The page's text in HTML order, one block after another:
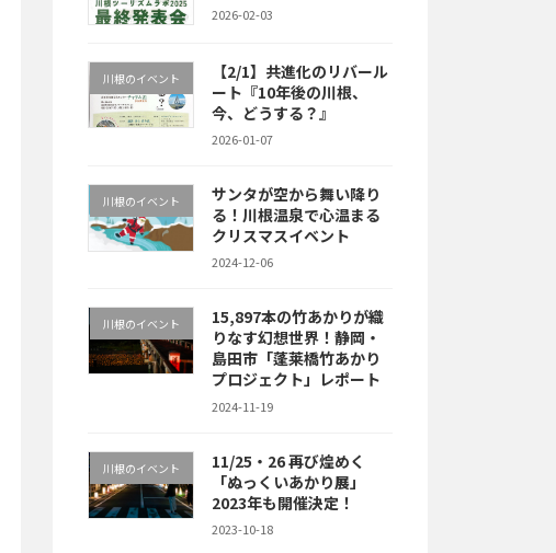
2026-02-03
川根のイベント
【2/1】共進化のリバール
ート『10年後の川根、
今、どうする？』
2026-01-07
川根のイベント
サンタが空から舞い降り
る！川根温泉で心温まる
クリスマスイベント
2024-12-06
川根のイベント
15,897本の竹あかりが織
りなす幻想世界！静岡・
島田市「蓬莱橋竹あかり
プロジェクト」レポート
2024-11-19
川根のイベント
11/25・26 再び煌めく
「ぬっくいあかり展」
2023年も開催決定！
2023-10-18